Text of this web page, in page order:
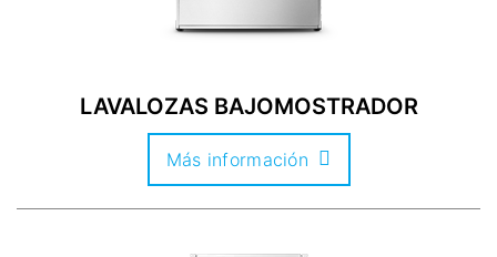
LAVALOZAS BAJOMOSTRADOR
Más información